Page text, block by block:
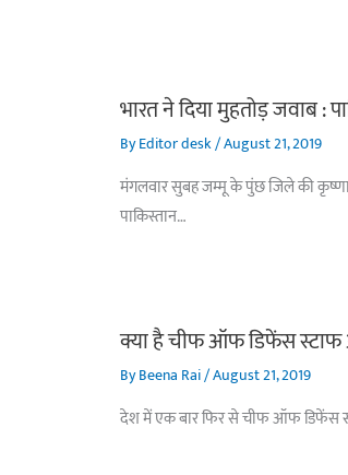
भारत ने दिया मुहतोड़ जवाब :
ByEditor desk/August 21, 2019
मंगलवार सुबह जम्मू के पुंछ जिले की कृष्णा
पाकिस्तान…
क्या है चीफ ऑफ डिफेंस स्टाफ
ByBeena Rai/August 21, 2019
देश में एक बार फिर से चीफ ऑफ डिफेंस